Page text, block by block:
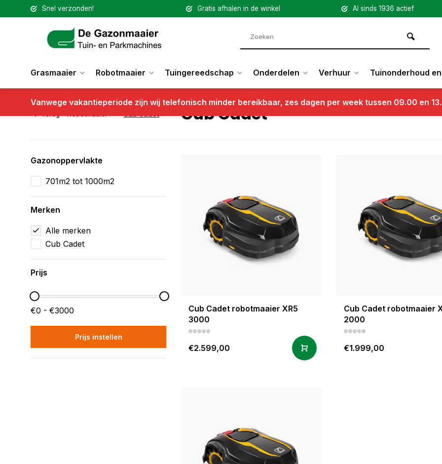
Snel verzonden! Gratis afhalen in de winkel Al sinds 1936 actief
Grasmaaier Robotmaaier Tuingereedschap Onderdelen Verhuur Tuinonderhoud
Vanwege vakantieperiode zijn wij telefonisch minder bereikbaar, zes dagen per week tussen 09.00 en
Cub Cadet
Gazonoppervlakte
701m2 tot 1000m2
Merken
Alle merken
Cub Cadet
Prijs
€0 - €3000
Prijs instellen
Cub Cadet robotmaaier XR5
3000
€2.599,00
Cub Cadet robotmaaier
2000
€1.999,00